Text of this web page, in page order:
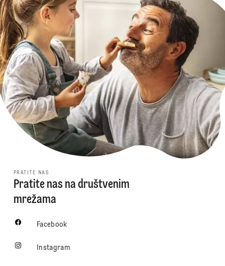
PRATITE NAS
Pratite nas na društvenim
mrežama
Facebook
Instagram